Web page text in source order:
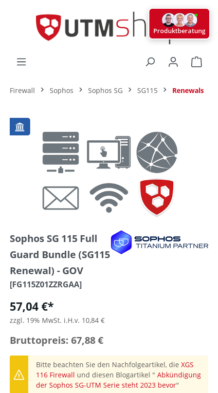
Firewall Sophos Sophos SG SG115 Renewals
Bildergalerie überspringen
Sophos SG 115 Full
Guard Bundle (SG115
Renewal) - GOV
[FG115Z01ZZRGAA]
57,04 €*
zzgl. 19% MwSt. i.H.v. 10,84 €
Bruttopreis: 67,88 €
Bitte beachten Sie den Nachfolgeartikel, die XGS
116 Firewall und diesen Blogartikel " Abkündigung
der Sophos SG-UTM Serie steht 2023 bevor"
Produktberatung